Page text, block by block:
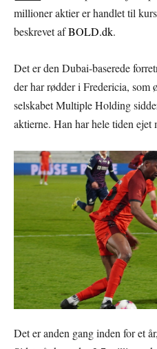
millioner aktier er handlet til
beskrevet afBOLD.dk.
Det er den Dubai-baserede
der har rødder i Fredericia, som
selskabet Multiple Holding
aktierne. Han har hele tiden ejet
Det er anden gang inden for et